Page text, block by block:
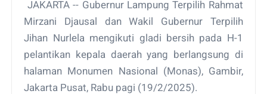
JAKARTA -- Gubernur Lampung Terpilih Rahmat
Mirzani Djausal dan Wakil Gubernur Terpilih
Jihan Nurlela mengikuti gladi bersih pada H-1
pelantikan kepala daerah yang berlangsung di
halaman Monumen Nasional (Monas), Gambir,
Jakarta Pusat, Rabu pagi (19/2/2025).